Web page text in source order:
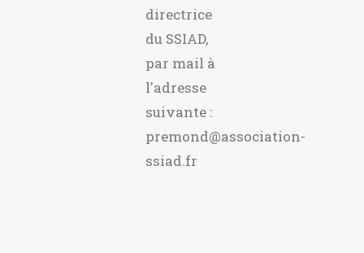
directrice
du SSIAD,
par mail à
l'adresse
suivante :
premond@association-
ssiad.fr